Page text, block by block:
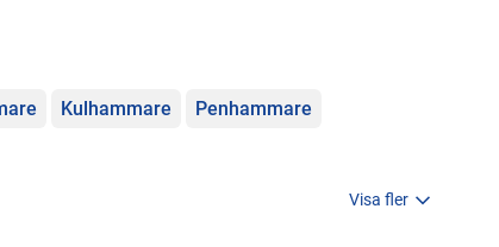
Kulhammare Penhammare
Visa fler